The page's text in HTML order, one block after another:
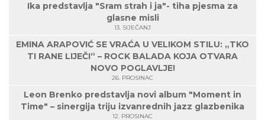
Ika predstavlja "Sram strah i ja"- tiha pjesma za
glasne misli
13. SIJEČANJ
EMINA ARAPOVIĆ SE VRAĆA U VELIKOM STILU: „TKO
TI RANE LIJEČI“ – ROCK BALADA KOJA OTVARA
NOVO POGLAVLJE!
26. PROSINAC
Leon Brenko predstavlja novi album "Moment in
Time" – sinergija triju izvanrednih jazz glazbenika
12. PROSINAC